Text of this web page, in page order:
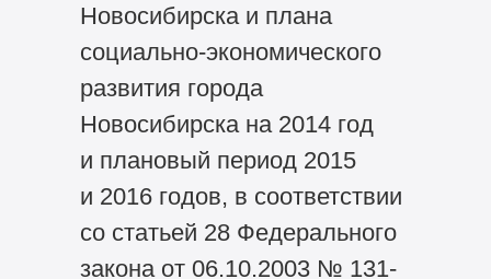
Новосибирска и плана
социально-экономического
развития города
Новосибирска на 2014 год
и плановый период 2015
и 2016 годов, в соответствии
со статьей 28 Федерального
закона от 06.10.2003 № 131-